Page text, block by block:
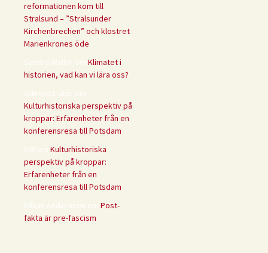
reformationen kom till
Stralsund – ”Stralsunder
Kirchenbrechen” och klostret
Marienkrones öde
Sandra Waller om Klimatet i
historien, vad kan vi lära oss?
Administratör om
Kulturhistoriska perspektiv på
kroppar: Erfarenheter från en
konferensresa till Potsdam
SW om Kulturhistoriska
perspektiv på kroppar:
Erfarenheter från en
konferensresa till Potsdam
håkan Andersson om Post-
fakta är pre-fascism